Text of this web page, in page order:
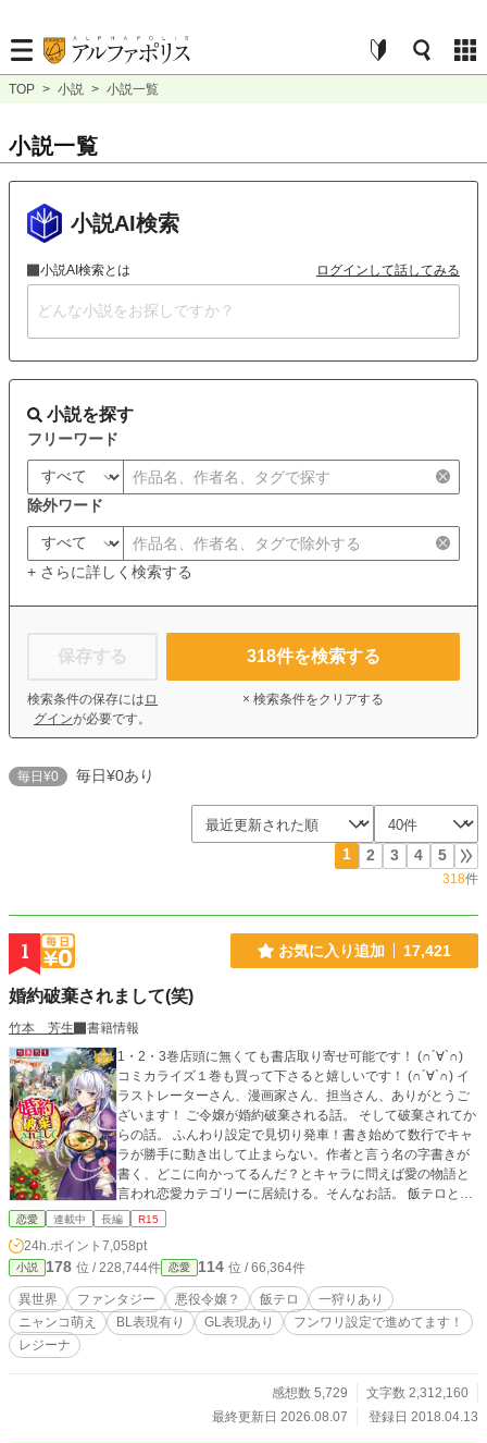
TOP > 小説 > 小説一覧
小説一覧
小説AI検索
小説AI検索とは ログインして話してみる
小説を探す
フリーワード
除外ワード
+ さらに詳しく検索する
保存する
検索条件の保存には ロ
グインが必要です。
318件を検索する
× 検索条件をクリアする
毎日¥0 毎日¥0あり
1 2 3 4 5
318件
1 お気に入り追加 17,421
婚約破棄されまして(笑)
竹本 芳生
書籍情報
1・2・3巻店頭に無くても書店取り寄せ可能です！ (∩´∀`∩)
コミカライズ１巻も買って下さると嬉しいです！ (∩´∀`∩) イ
ラストレーターさん、漫画家さん、担当さん、ありがとうご
ざいます！ ご令嬢が婚約破棄される話。 そして破棄されてか
らの話。 ふんわり設定で見切り発車！書き始めて数行でキャ
ラが勝手に動き出して止まらない。作者と言う名の字書きが
書く、どこに向かってるんだ？とキャラに問えば愛の物語と
言われ恋愛カテゴリーに居続ける。そんなお話。 飯テロとカ
ワイコちゃん達だらけでたまに恋愛モードが降ってくる。 そ
恋愛 連載中 長編 R15
24h.ポイント 7,058pt
小説 178 位 / 228,744件 恋愛 114 位 / 66,364件
異世界 ファンタジー 悪役令嬢？ 飯テロ
一狩りあり
ニャンコ萌え
BL表現有り GL表現あり
フンワリ設定で進めてます！
レジーナ
感想数 5,729
文字数 2,312,160
最終更新日 2026.08.07
登録日 2018.04.13